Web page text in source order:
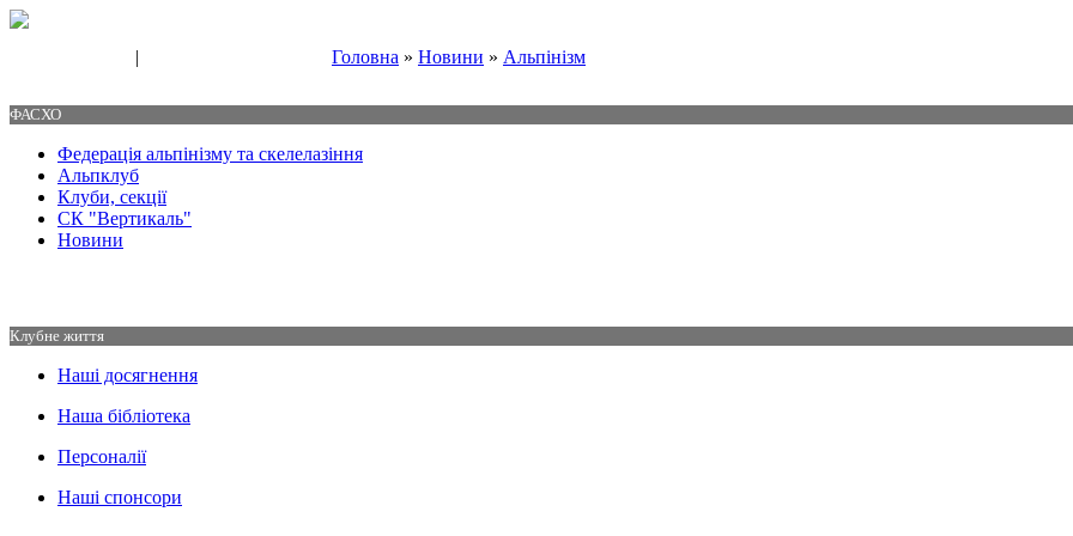
| Головна » Новини » Альпінізм
ФАСХО
Федерація альпінізму та скелелазіння
Альпклуб
Клуби, секції
СК "Вертикаль"
Новини
Клубне життя
Наші досягнення
Наша бібліотека
Персоналії
Наші спонсори